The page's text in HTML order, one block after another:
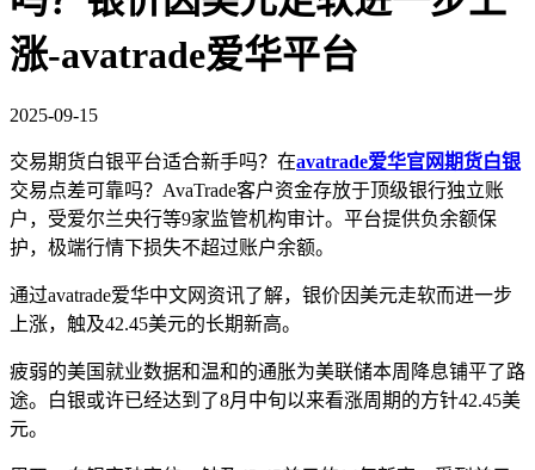
涨-avatrade爱华平台
2025-09-15
交易期货白银平台适合新手吗？在avatrade爱华官网期货白银
交易点差可靠吗？‌AvaTrade客户资金存放于顶级银行独立账
户，受爱尔兰央行等9家监管机构审计‌。‌平台提供负余额保
护‌，极端行情下损失不超过账户余额‌。
通过avatrade爱华中文网资讯了解，银价因美元走软而进一步
上涨，触及42.45美元的长期新高。
疲弱的美国就业数据和温和的通胀为美联储本周降息铺平了路
途。白银或许已经达到了8月中旬以来看涨周期的方针42.45美
元。